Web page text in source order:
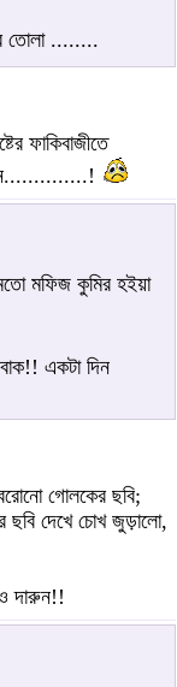
তোলা ........
ফাকিবাজীতে
মফিজ কুমির হইয়া
একটা দিন
গোলকের ছবি;
দেখে চোখ জুড়ালো,
দারুন!!